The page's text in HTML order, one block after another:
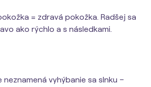
= zdravá pokožka. Radšej sa
ako rýchlo a s následkami.
neznamená vyhýbanie sa slnku –